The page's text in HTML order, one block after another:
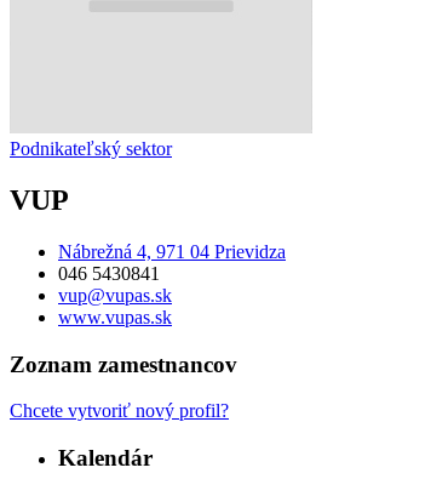
Podnikateľský sektor
VUP
Nábrežná 4, 971 04 Prievidza
046 5430841
vup@vupas.sk
www.vupas.sk
Zoznam zamestnancov
Chcete vytvoriť nový profil?
Kalendár